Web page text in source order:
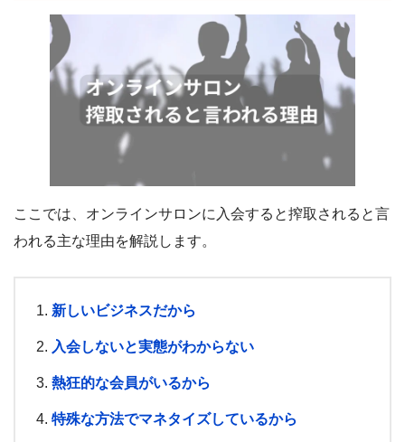
ここでは、オンラインサロンに入会すると搾取されると言
われる主な理由を解説します。
新しいビジネスだから
入会しないと実態がわからない
熱狂的な会員がいるから
特殊な方法でマネタイズしているから